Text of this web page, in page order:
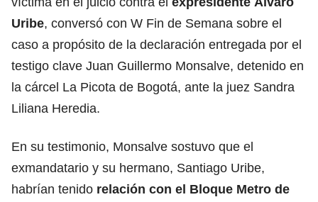
Uribe, conversó con W Fin de Semana sobre el
caso a propósito de la declaración entregada por el
testigo clave Juan Guillermo Monsalve, detenido en
la cárcel La Picota de Bogotá, ante la juez Sandra
Liliana Heredia.
En su testimonio, Monsalve sostuvo que el
exmandatario y su hermano, Santiago Uribe,
habrían tenido relación con el Bloque Metro de